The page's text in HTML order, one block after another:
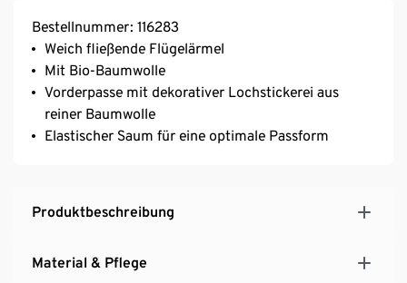
Bestellnummer: 116283
Weich fließende Flügelärmel
Mit Bio-Baumwolle
Vorderpasse mit dekorativer Lochstickerei aus
reiner Baumwolle
Elastischer Saum für eine optimale Passform
Produktbeschreibung
Material & Pflege